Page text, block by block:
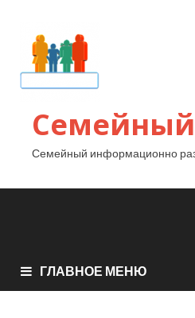
Семейный информационно
ГЛАВНОЕ МЕНЮ